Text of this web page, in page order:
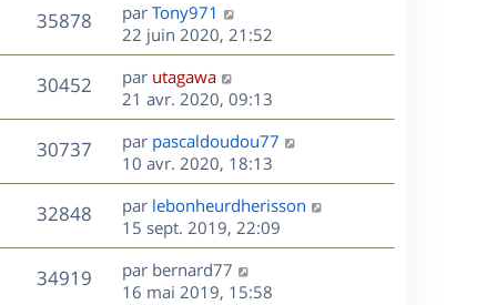
g
e
s
s
a
g
e
s
r
m
e
s
s
a
g
e
e
s
n
i
e
r
m
e
s
s
a
g
e
35878V
u
e
s
D
e
r
n
i
e
r
m
e
s
s
a
g
e
par Tony971
22 juin 2020, 21:52
30452V
u
s
D
e
r
n
i
e
r
m
e
s
s
par utagawa
21 avr. 2020, 09:13
30737V
u
e
s
D
e
r
n
i
e
r
m
par pascaldoudou77
10 avr. 2020, 18:13
32848V
u
D
e
r
n
i
par lebonheurdherisson
15 sept. 2019, 22:09
34919V
D
e
par bernard77
16 mai 2019, 15:58